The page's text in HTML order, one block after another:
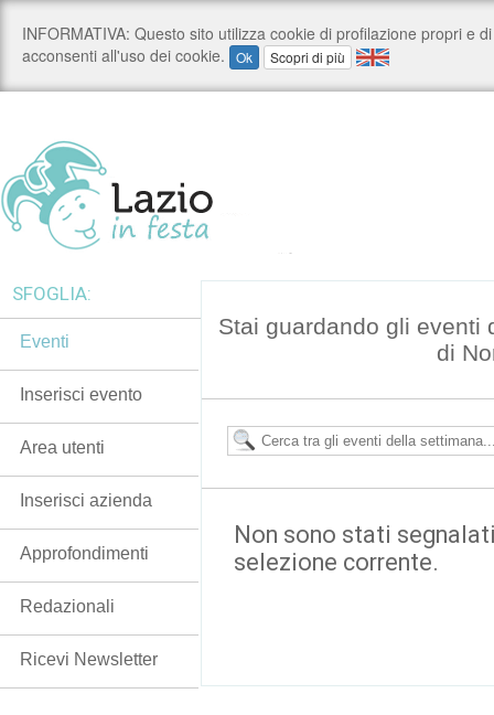
Stai guardando gli eventi
di
Non sono stati
selezione corrente.
SFOGLIA:
Eventi
Inserisci evento
Area utenti
Inserisci azienda
Approfondimenti
Redazionali
Ricevi Newsletter